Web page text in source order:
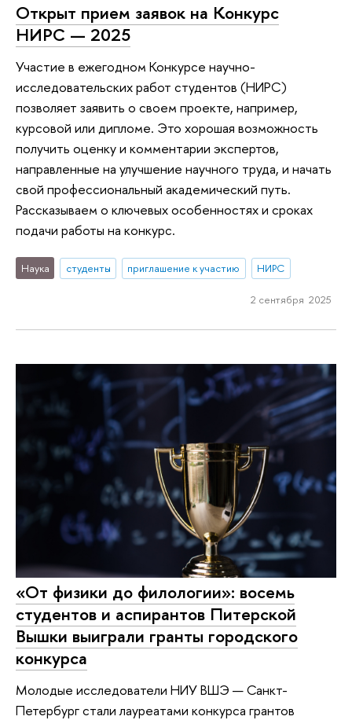
Открыт прием заявок на Конкурс
НИРС — 2025
Участие в ежегодном Конкурсе научно-
исследовательских работ студентов (НИРС)
позволяет заявить о своем проекте, например,
курсовой или дипломе. Это хорошая возможность
получить оценку и комментарии экспертов,
направленные на улучшение научного труда, и начать
свой профессиональный академический путь.
Рассказываем о ключевых особенностях и сроках
подачи работы на конкурс.
Наука студенты приглашение к участию НИРС
2 сентября 2025
«От физики до филологии»: восемь
студентов и аспирантов Питерской
Вышки выиграли гранты городского
конкурса
Молодые исследователи НИУ ВШЭ — Санкт-
Петербург стали лауреатами конкурса грантов